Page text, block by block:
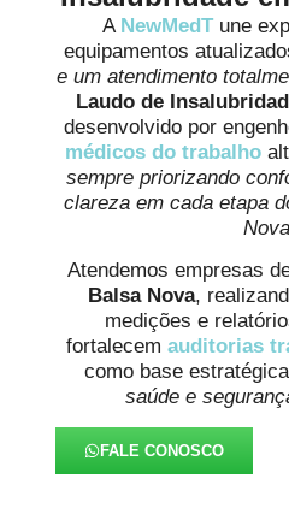
A NewMedT une
equipamentos
e um atendimento
Laudo de
desenvolvido por
médicos do trabalho
sempre priorizando
clareza em cada etapa
Atendemos empresas
Balsa Nova,
medições e
fortalecem auditorias
como base
saúde e
FALE CONOSCO